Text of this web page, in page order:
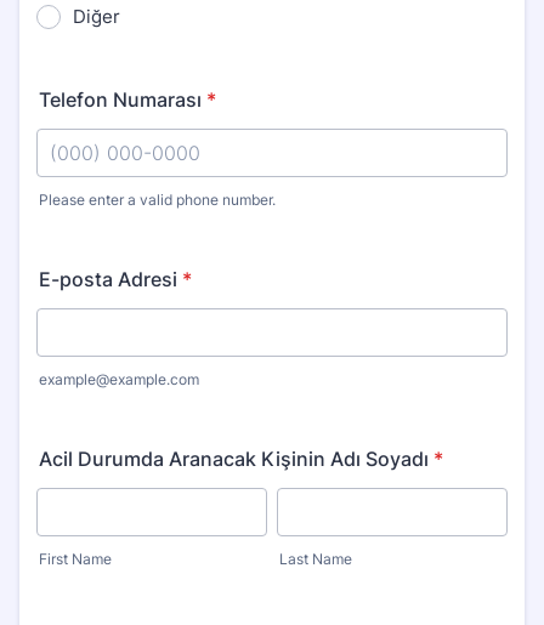
Diğer
Telefon Numarası *
Please enter a valid phone number.
E-posta Adresi *
example@example.com
Acil Durumda Aranacak Kişinin Adı Soyadı *
First Name Last Name